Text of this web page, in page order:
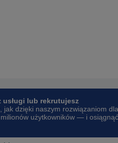
usługi lub rekrutujesz
jak dzięki naszym rozwiązaniom dla
użytkowników — i osiągnąć